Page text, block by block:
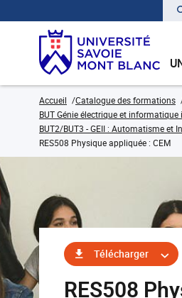
Accueil Catalogue des formations
BUT Génie électrique et
BUT2/BUT3 - GEII : Automatisme et
RES508 Physique appliquée : CEM
Télécharger
RES508